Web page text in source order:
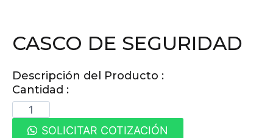
CASCO DE SEGURIDAD
Descripción del Producto :
Cantidad :
SOLICITAR COTIZACIÓN